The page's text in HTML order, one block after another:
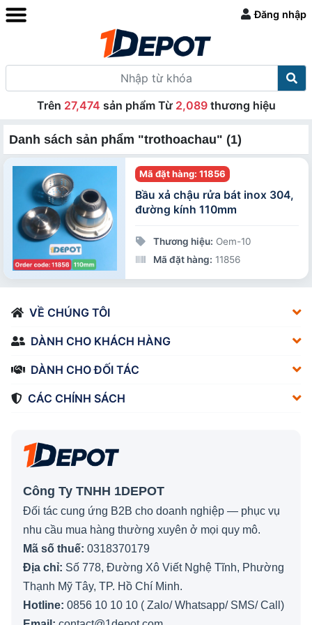
Đăng nhập
Trên 27,474 sản phẩm Từ 2,089thương hiệu
Danh sách sản phẩm "trothoachau" (1)
Mã đặt hàng: 11856
Bầu xả chậu rửa bát inox 304,
đường kính 110mm
Thương hiệu: Oem-10
Mã đặt hàng: 11856
VỀ CHÚNG TÔI
DÀNH CHO KHÁCH HÀNG
DÀNH CHO ĐỐI TÁC
CÁC CHÍNH SÁCH
Công Ty TNHH 1DEPOT
Đối tác cung ứng B2B cho doanh nghiệp — phục vụ
nhu cầu mua hàng thường xuyên ở mọi quy mô.
Mã số thuế: 0318370179
Địa chỉ: Số 778, Đường Xô Viết Nghệ Tĩnh, Phường
Thạnh Mỹ Tây, TP. Hồ Chí Minh.
Hotline: 0856 10 10 10 ( Zalo/ Whatsapp/ SMS/ Call)